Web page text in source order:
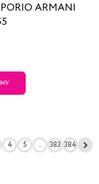
ARMANI
4 5 ... 383 384